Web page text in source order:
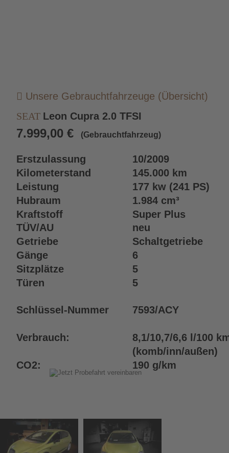
SEAT Leon Cupra 2.0 TFSI
7.999,00 € (Gebrauchtfahrzeug)
Erstzulassung
10/2009
Kilometerstand
145.000 km
Leistung
177 kw (241 PS)
Hubraum
1.984 cm³
Kraftstoff
Super Plus
TÜV/AU
neu
Getriebe
Schaltgetriebe
Gänge
6
Sitzplätze
5
Türen
5
Schlüssel-Nummer 7593/ACY
Verbrauch:
8,1/10,7/6,6 l/100
(komb/inn/außen)
CO2:
190 g/km
 Unsere Gebrauchtfahrzeuge (Übersicht)